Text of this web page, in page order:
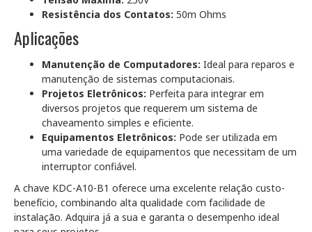
Resistência dos Contatos: 50m Ohms
Aplicações
Manutenção de Computadores: Ideal para reparos e
manutenção de sistemas computacionais.
Projetos Eletrônicos: Perfeita para integrar em
diversos projetos que requerem um sistema de
chaveamento simples e eficiente.
Equipamentos Eletrônicos: Pode ser utilizada em
uma variedade de equipamentos que necessitam de um
interruptor confiável.
A chave KDC-A10-B1 oferece uma excelente relação custo-
benefício, combinando alta qualidade com facilidade de
instalação. Adquira já a sua e garanta o desempenho ideal